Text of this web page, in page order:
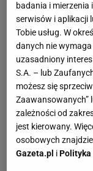
badania i
serwisów i aplikacji
Tobie usług. W
danych nie
uzasadniony
S.A. – lub
możesz się
Zaawansowanych”
zależności od
jest kierowany.
osobowych
Gazeta.pl iPolityka